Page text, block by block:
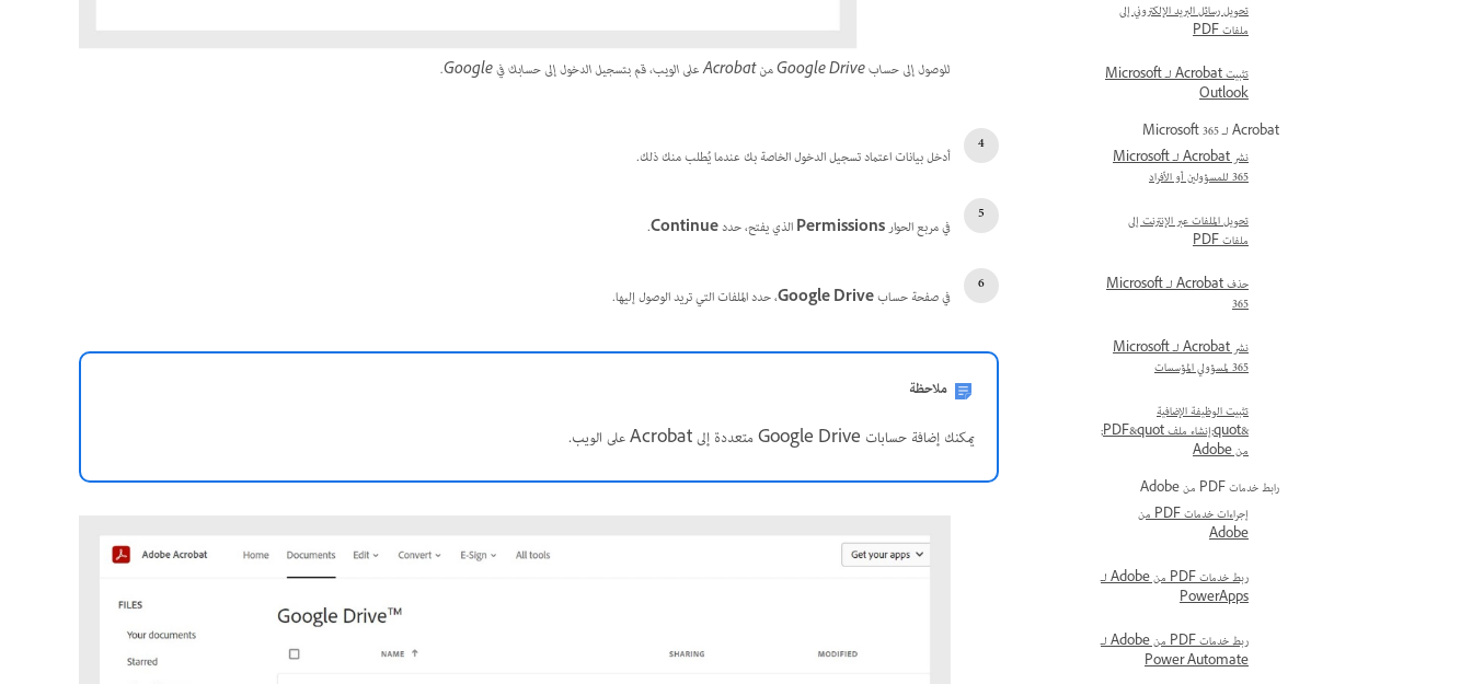
تحويل رسائل البريد الإلكتروني إلى
ملفات PDF
تثبيت Acrobat لـ Microsoft
Outlook
Acrobat لـ Microsoft 365
نشر Acrobat لـ Microsoft
365 للمسؤولين أو الأفراد
تحويل الملفات عبر الإنترنت إلى
ملفات PDF
حذف Acrobat لـ Microsoft
365
نشر Acrobat لـ Microsoft
365 لمسؤولي المؤسسات
تثبيت الوظيفة الإضافية
&quot;إنشاء ملف PDF&quot;
من Adobe
رابط خدمات PDF من Adobe
إجراءات خدمات PDF من
Adobe
ربط خدمات PDF من Adobe لـ
PowerApps
ربط خدمات PDF من Adobe لـ
Power Automate
للوصول إلى حساب Google Drive من Acrobat على الويب، قم بتسجيل الدخول إلى حسابك في Google.
أدخل بيانات اعتماد تسجيل الدخول الخاصة بك عندما يُطلب منك ذلك.
في مربع الحوارPermissionsالذي يفتح، حددContinue
.
في صفحة حسابGoogle Drive، حدد الملفات التي تريد الوصول إليها.
ملاحظة
يمكنك إضافة حسابات Google Drive متعددة إلى Acrobat على الويب.